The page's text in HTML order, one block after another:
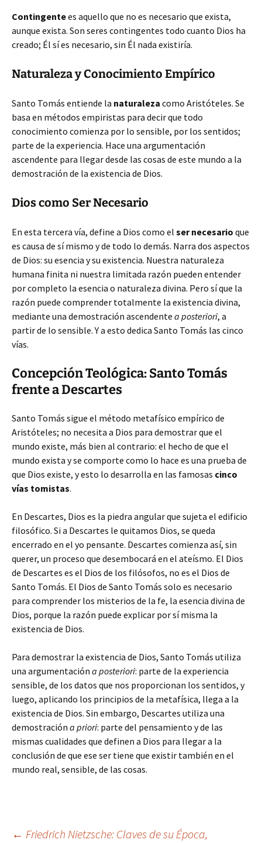
Contingentees aquello que no es necesario que exista,
aunque exista. Son seres contingentes todo cuanto Dios ha
creado; Él sí es necesario, sin Él nada existiría.
Naturaleza y Conocimiento Empírico
Santo Tomás entiende la naturaleza como Aristóteles. Se
basa en métodos empiristas para decir que todo
conocimiento comienza por lo sensible, por los sentidos;
parte de la experiencia. Hace una argumentación
ascendente para llegar desde las cosas de este mundo a la
demostración de la existencia de Dios.
Dios como Ser Necesario
En esta tercera vía, define a Dios como el ser necesario que
es causa de sí mismo y de todo lo demás. Narra dos aspectos
de Dios: su esencia y su existencia. Nuestra naturaleza
humana finita ni nuestra limitada razón pueden entender
por completo la esencia o naturaleza divina. Pero sí que la
razón puede comprender totalmente la existencia divina,
mediante una demostración ascendente a posteriori, a
partir de lo sensible. Y a esto dedica Santo Tomás las cinco
vías.
Concepción Teológica: Santo Tomás
frente a Descartes
Santo Tomás sigue el método metafísico empírico de
Aristóteles; no necesita a Dios para demostrar que el
mundo existe, más bien al contrario: el hecho de que el
mundo exista y se comporte como lo hace es una prueba de
que Dios existe, y esto lo desarrolla en las famosas cinco
vías tomistas.
En Descartes, Dios es la piedra angular que sujeta el edificio
filosófico. Si a Descartes le quitamos Dios, se queda
encerrado en el yo pensante. Descartes comienza así, sin
querer, un proceso que desembocará en el ateísmo. El Dios
de Descartes es el Dios de los filósofos, no es el Dios de
Santo Tomás. El Dios de Santo Tomás solo es necesario
para comprender los misterios de la fe, la esencia divina de
Dios, porque la razón puede explicar por sí misma la
existencia de Dios.
Para demostrar la existencia de Dios, Santo Tomás utiliza
una argumentación a posteriori: parte de la experiencia
sensible, de los datos que nos proporcionan los sentidos, y
luego, aplicando los principios de la metafísica, llega a la
existencia de Dios. Sin embargo, Descartes utiliza una
demostración a priori: parte del pensamiento y de las
mismas cualidades que definen a Dios para llegar a la
conclusión de que ese ser tiene que existir también en el
mundo real, sensible, de las cosas.
← Friedrich Nietzsche: Claves de su Época,